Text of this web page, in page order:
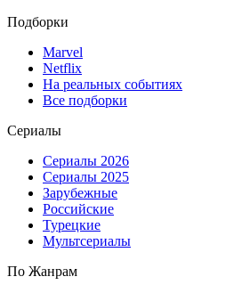
Подборки
Marvel
Netflix
На реальных событиях
Все подборки
Сериалы
Сериалы 2026
Сериалы 2025
Зарубежные
Российские
Турецкие
Мультсериалы
По Жанрам